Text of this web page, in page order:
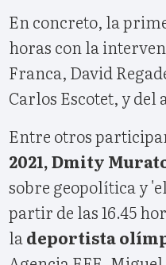
En concreto, la
horas con la
Franca, David
Carlos Escotet, y
Entre otros
2021, Dmity
sobre geopolítica y
partir de las 16.45
la deportista